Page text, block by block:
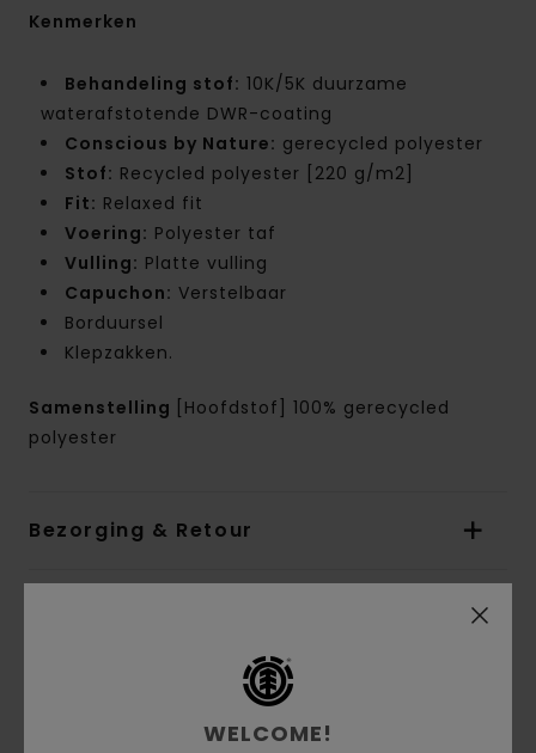
Kenmerken
Behandeling stof: 10K/5K duurzame
waterafstotende DWR-coating
Conscious by Nature: gerecycled polyester
Stof: Recycled polyester [220 g/m2]
Fit: Relaxed fit
Voering: Polyester taf
Vulling: Platte vulling
Capuchon: Verstelbaar
Borduursel
Klepzakken.
Samenstelling
[Hoofdstof] 100% gerecycled
polyester
Bezorging & Retour
Gemiddelde score
WELCOME!